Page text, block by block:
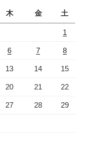
木 金 土
1
6 7 8
13 14 15
20 21 22
27 28 29